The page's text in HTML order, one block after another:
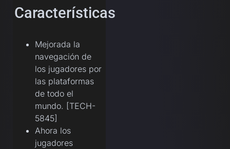
Características
Mejorada la
navegación de
los jugadores por
las plataformas
de todo el
mundo. [TECH-
5845]
Ahora los
jugadores